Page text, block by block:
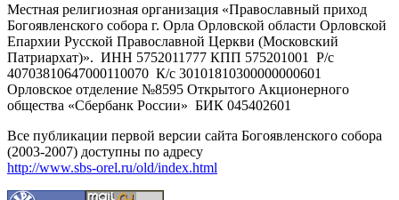
Местная религиозная организация «Православный приход
Богоявленского собора г. Орла Орловской области Орловской
Епархии Русской Православной Церкви (Московский
Патриархат)». ИНН 5752011777 КПП 575201001 Р/с
40703810647000110070 К/с 30101810300000000601
Орловское отделение №8595 Открытого Акционерного
общества «Сбербанк России» БИК 045402601
Все публикации первой версии сайта Богоявленского собора
(2003-2007) доступны по адресу
http://www.sbs-orel.ru/old/index.html